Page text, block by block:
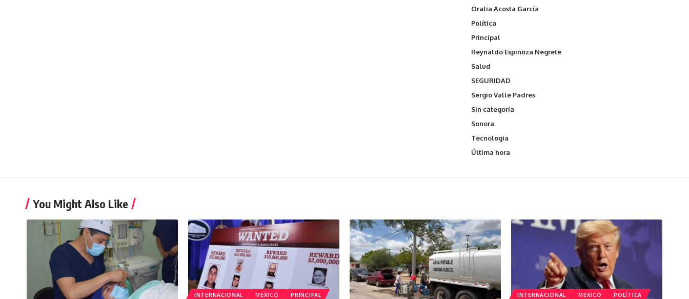
Oralia Acosta García
Política
Principal
Reynaldo Espinoza Negrete
Salud
SEGURIDAD
Sergio Valle Padres
Sin categoría
Sonora
Tecnologia
Última hora
You Might Also Like
INTERNACIONAL MEXICO
PRINCIPAL
INTERNACIONAL MEXICO
POLÍTICA